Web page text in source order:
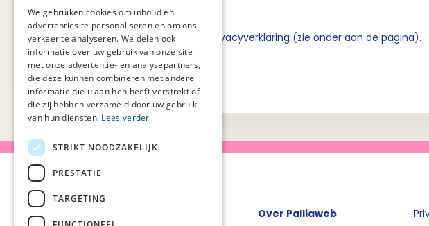
Ik ga akkoord met de privacyverklaring (zie onder aan de pagina).
Over Palliaweb
We gebruiken cookies om inhoud en
advertenties te personaliseren en om ons
verkeer te analyseren. We delen ook
informatie over uw gebruik van onze site
met onze advertentie- en analysepartners,
die deze kunnen combineren met andere
informatie die u aan hen heeft verstrekt of
die zij hebben verzameld door uw gebruik
van hun diensten. Lees verder
STRIKT NOODZAKELIJK
PRESTATIE
TARGETING